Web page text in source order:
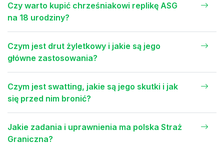
Czy warto kupić chrześniakowi replikę ASG
na 18 urodziny?
Czym jest drut żyletkowy i jakie są jego
główne zastosowania?
Czym jest swatting, jakie są jego skutki i jak
się przed nim bronić?
Jakie zadania i uprawnienia ma polska Straż
Graniczna?